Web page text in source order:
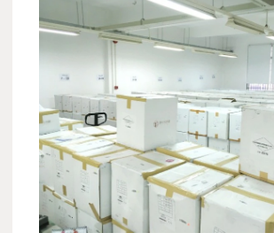
PGC新規登録申込み
写真館協会新規登録申込み
お問い合わせ